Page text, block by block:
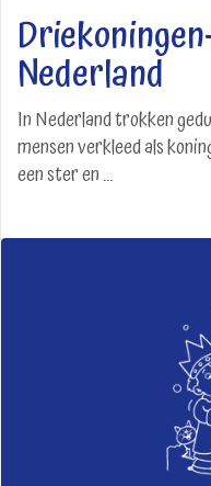
Nederland
In Nederland trokken
mensen verkleed als
een ster en ...